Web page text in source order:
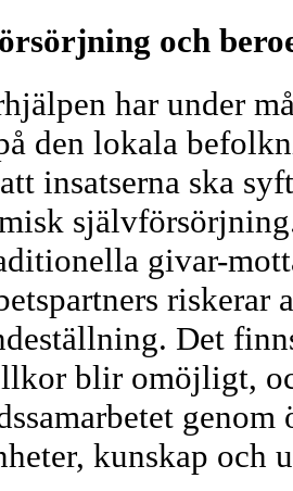
och
har under
den lokala
insatserna ska
givar-
Det
blir omöjligt,
kunskap och